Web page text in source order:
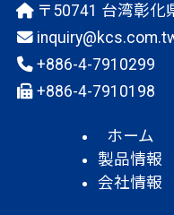
〒50741 台湾彰化
+886-4-7910299
+886-4-7910198
ホーム
製品情報
会社情報